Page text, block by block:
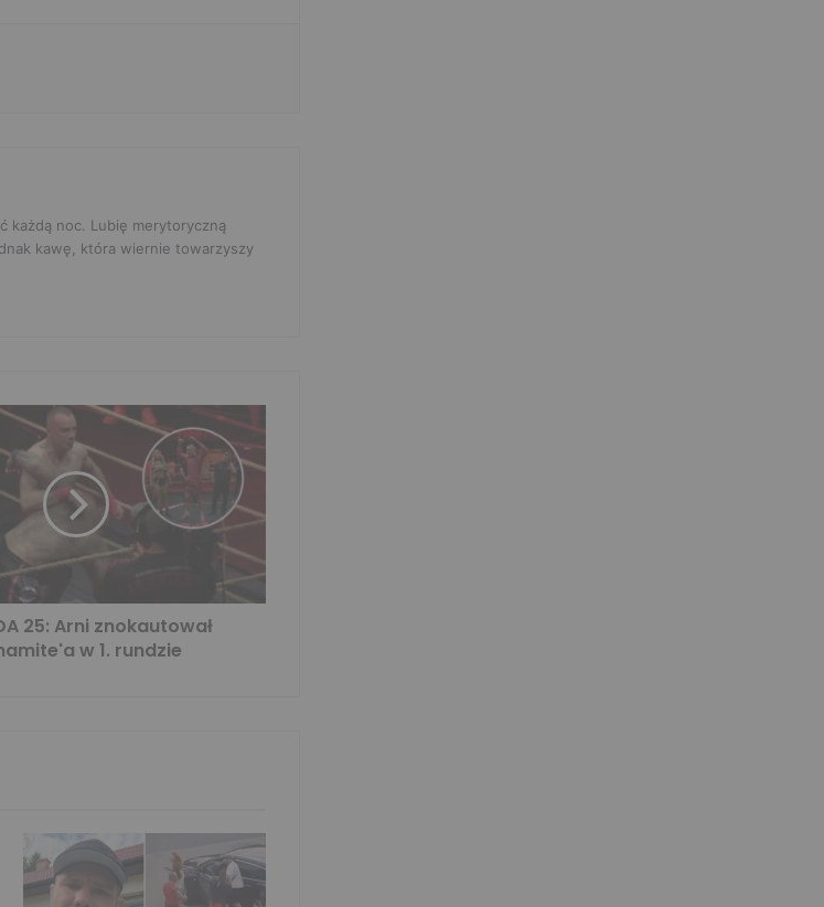
każdą noc. Lubię merytoryczną
kawę, która wiernie towarzyszy
25: Arni znokautował
w 1. rundzie